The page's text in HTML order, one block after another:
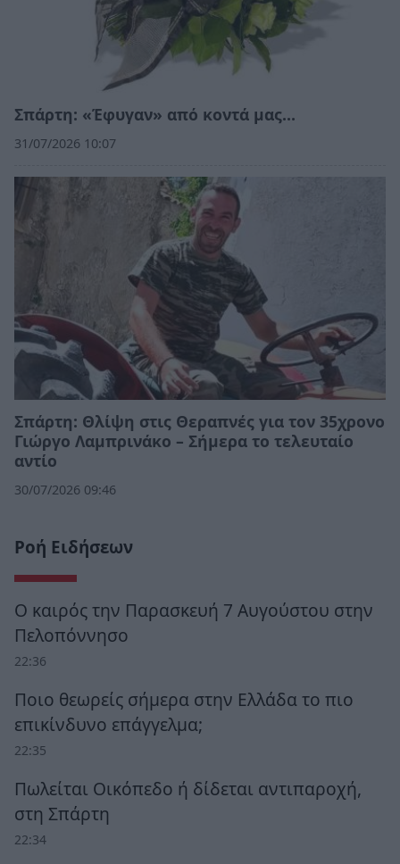
Σπάρτη: «Έφυγαν» από κοντά μας…
31/07/2026 10:07
Σπάρτη: Θλίψη στις Θεραπνές για τον 35χρονο
Γιώργο Λαμπρινάκο – Σήμερα το τελευταίο
αντίο
30/07/2026 09:46
Ροή Ειδήσεων
Ο καιρός την Παρασκευή 7 Αυγούστου στην
Πελοπόννησο
22:36
Ποιο θεωρείς σήμερα στην Ελλάδα το πιο
επικίνδυνο επάγγελμα;
22:35
Πωλείται Οικόπεδο ή δίδεται αντιπαροχή,
στη Σπάρτη
22:34